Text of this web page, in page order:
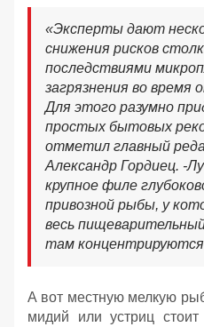
«Эксперты дают
снижения рисков
последствиями
загрязнения во время
Для этого разумно
простых бытовых
отметил главный
Александр Гордиец. -
крупное филе
привозной рыбы, у
весь
там
А вот местную мелкую
мидий или устриц